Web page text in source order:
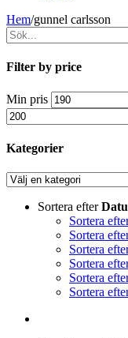
Hem/gunnel carlsson
Filter by price
Min pris
Kategorier
Sortera efter
Sortera
Sortera
Sortera
Sortera
Sortera
Sortera